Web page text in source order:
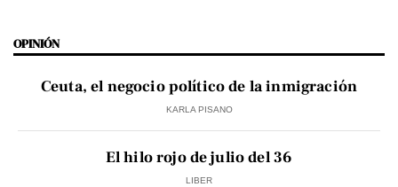
OPINIÓN
Ceuta, el negocio político de la inmigración
KARLA PISANO
El hilo rojo de julio del 36
LIBER